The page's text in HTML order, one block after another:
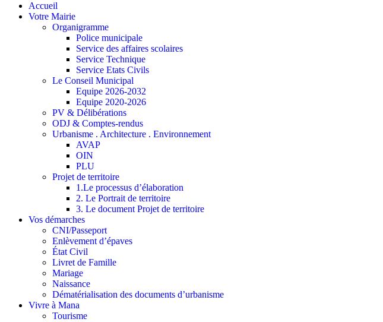
Accueil
Votre Mairie
Organigramme
Police municipale
Service des affaires scolaires
Service Technique
Service Etats Civils
Le Conseil Municipal
Equipe 2026-2032
Equipe 2020-2026
PV & Délibérations
ODJ & Comptes-rendus
Urbanisme . Architecture . Environnement
AVAP
OIN
PLU
Projet de territoire
1.Le processus d’élaboration
2. Le Portrait de territoire
3. Le document Projet de territoire
Vos démarches
CNI/Passeport
Enlèvement d’épaves
État Civil
Livret de Famille
Mariage
Naissance
Dématérialisation des documents d’urbanisme
Vivre à Mana
Tourisme